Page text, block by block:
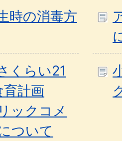
時の消毒方
くらい21
計画
ックコメ
ついて